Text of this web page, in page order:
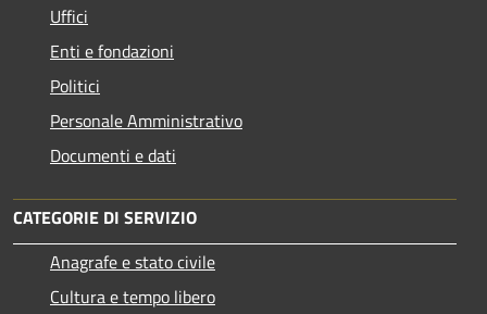
Uffici
Enti e fondazioni
Politici
Personale Amministrativo
Documenti e dati
CATEGORIE DI SERVIZIO
Anagrafe e stato civile
Cultura e tempo libero